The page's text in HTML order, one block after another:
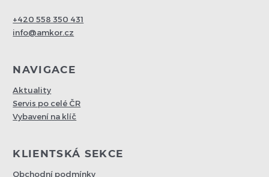
+420 558 350 431
info@amkor.cz
NAVIGACE
Aktuality
Servis po celé ČR
Vybavení na klíč
KLIENTSKÁ SEKCE
Obchodní podmínky